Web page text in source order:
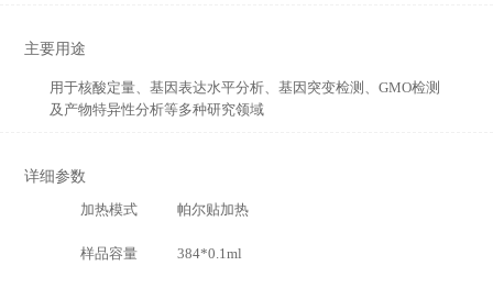
主要用途
用于核酸定量、基因表达水平分析、基因突变检测、GMO检测
及产物特异性分析等多种研究领域
详细参数
加热模式
帕尔贴加热
样品容量 384*0.1ml